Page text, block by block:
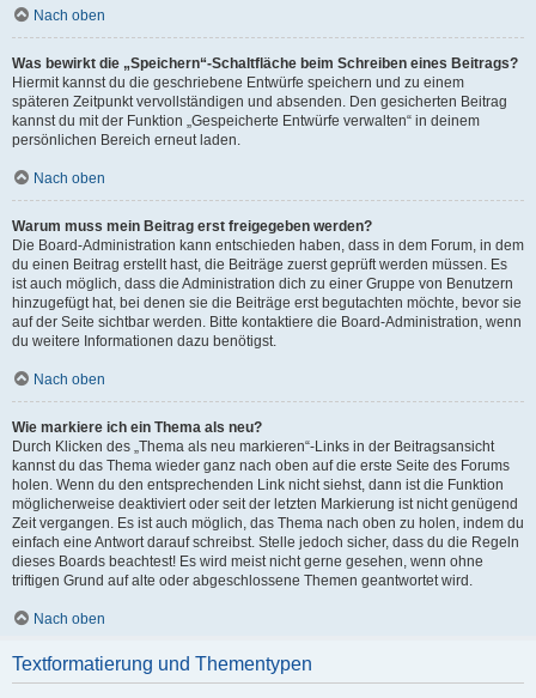
Nach oben
Was bewirkt die „Speichern“-Schaltfläche beim Schreiben eines Beitrags?
Hiermit kannst du die geschriebene Entwürfe speichern und zu einem
späteren Zeitpunkt vervollständigen und absenden. Den gesicherten Beitrag
kannst du mit der Funktion „Gespeicherte Entwürfe verwalten“ in deinem
persönlichen Bereich erneut laden.
Nach oben
Warum muss mein Beitrag erst freigegeben werden?
Die Board-Administration kann entschieden haben, dass in dem Forum, in dem
du einen Beitrag erstellt hast, die Beiträge zuerst geprüft werden müssen. Es
ist auch möglich, dass die Administration dich zu einer Gruppe von Benutzern
hinzugefügt hat, bei denen sie die Beiträge erst begutachten möchte, bevor sie
auf der Seite sichtbar werden. Bitte kontaktiere die Board-Administration, wenn
du weitere Informationen dazu benötigst.
Nach oben
Wie markiere ich ein Thema als neu?
Durch Klicken des „Thema als neu markieren“-Links in der Beitragsansicht
kannst du das Thema wieder ganz nach oben auf die erste Seite des Forums
holen. Wenn du den entsprechenden Link nicht siehst, dann ist die Funktion
möglicherweise deaktiviert oder seit der letzten Markierung ist nicht genügend
Zeit vergangen. Es ist auch möglich, das Thema nach oben zu holen, indem du
einfach eine Antwort darauf schreibst. Stelle jedoch sicher, dass du die Regeln
dieses Boards beachtest! Es wird meist nicht gerne gesehen, wenn ohne
triftigen Grund auf alte oder abgeschlossene Themen geantwortet wird.
Nach oben
Textformatierung und Thementypen